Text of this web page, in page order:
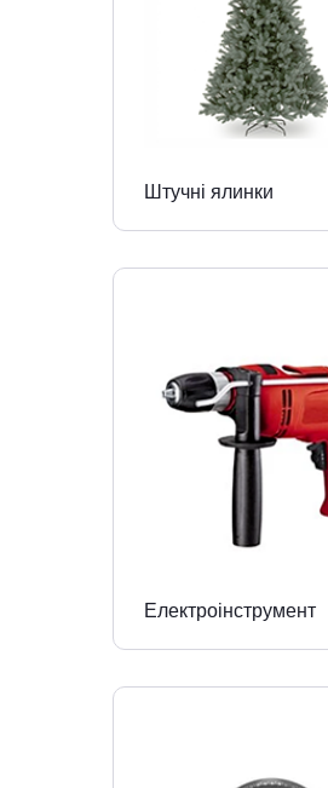
Штучні ялинки
Електроінструмент